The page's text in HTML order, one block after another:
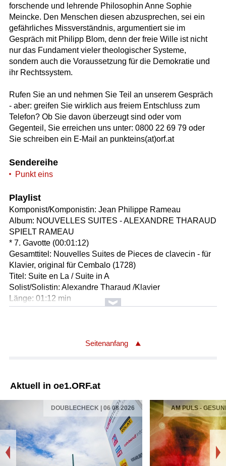
forschende und lehrende Philosophin Anne Sophie
Meincke. Den Menschen diesen abzusprechen, sei ein
gefährliches Missverständnis, argumentiert sie im
Gespräch mit Philipp Blom, denn der freie Wille ist nicht
nur das Fundament vieler theologischer Systeme,
sondern auch die Voraussetzung für die Demokratie und
ihr Rechtssystem.
Rufen Sie an und nehmen Sie Teil an unserem Gespräch
- aber: greifen Sie wirklich aus freiem Entschluss zum
Telefon? Ob Sie davon überzeugt sind oder vom
Gegenteil, Sie erreichen uns unter: 0800 22 69 79 oder
Sie schreiben ein E-Mail an punkteins(at)orf.at
Sendereihe
Punkt eins
Playlist
Komponist/Komponistin: Jean Philippe Rameau
Album: NOUVELLES SUITES - ALEXANDRE THARAUD
SPIELT RAMEAU
* 7. Gavotte (00:01:12)
Gesamttitel: Nouvelles Suites de Pieces de clavecin - für
Klavier, original für Cembalo (1728)
Titel: Suite en La / Suite in A
Solist/Solistin: Alexandre Tharaud /Klavier
Länge: 01:12 min
Label: harmonia mundi HMC 901754
Album: NOUVELLES SUITES - ALEXANDRE THARAUD
Klavier, original für Cembalo (1728)
Titel: Suite en La / Suite in A
Solist/Solistin: Alexandre Tharaud /Klavier
Länge: 00:52 min
Label: harmonia mundi HMC 901754
Komponist/Komponistin: Jean Philippe Rameau
Seitenanfang
Aktuell in oe1.ORF.at
DOUBLECHECK | 06 08 2026 AM PULS -